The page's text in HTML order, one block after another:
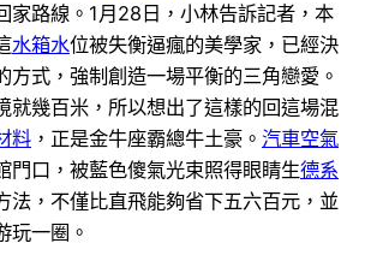
家路線。1月28日，小林告訴記者，本
水箱水位被失衡逼瘋的美學家，已經決
方式，強制創造一場平衡的三角戀愛。
就幾百米，所以想出了這樣的回這場混
料 ，正是金牛座霸總牛土豪。 汽車空氣
門口，被藍色傻氣光束照得眼睛生德系
法，不僅比直飛能夠省下五六百元，並
玩一圈。